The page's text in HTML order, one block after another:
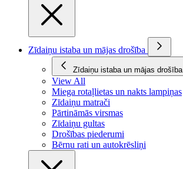
Zīdaiņu istaba un mājas drošība
Zīdaiņu istaba un mājas drošība
View All
Miega rotaļlietas un nakts lampiņas
Zīdaiņu matrači
Pārtināmās virsmas
Zīdaiņu gultas
Drošības piederumi
Bērnu rati un autokrēsliņi